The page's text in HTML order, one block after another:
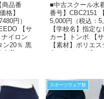
品番
格】
円）
【サ
イロン
20％ 黒
着で
■中古スクール水
番号】CBC2151
5,000円（税込：
【学校名】指定
カー】トンボ 【
【素材】ポリエ
白のラインが入っ
スポーツウェア類